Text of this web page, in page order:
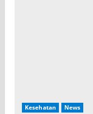
Kesehatan News